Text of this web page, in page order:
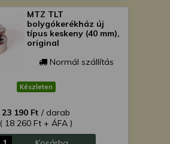
MTZ TLT
bolygókerékház új
típus keskeny (40 mm),
original
Normál szállítás
Készleten
23 190 Ft / darab
( 18 260 Ft + ÁFA )